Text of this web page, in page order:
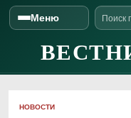
Skip to content
Меню
Поиск
по
НОВОСТИ